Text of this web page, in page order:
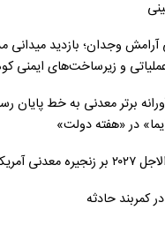
آرامش وجدان؛ بازدید میدانی
و زیرساخت‌های ایمنی
برتر معدنی به خط پایان
در «هفته دولت»
آمریکا
کمربند حادثه